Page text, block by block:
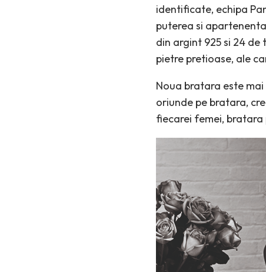
identificate, echipa
puterea si
din argint 925 si 24
pietre pretioase, ale
Noua bratara este
oriunde pe bratara,
fiecarei femei,